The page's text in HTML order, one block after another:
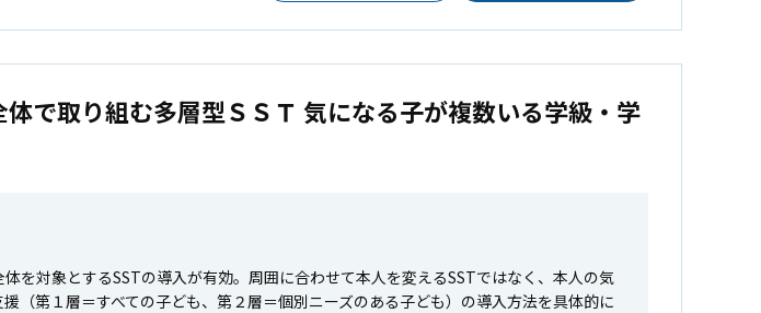
で取り組む多層型ＳＳＴ 気になる子が複数いる学級・学
を対象とするSSTの導入が有効。周囲に合わせて本人を変えるSSTではなく、本人の気
（第１層＝すべての子ども、第２層＝個別ニーズのある子ども）の導入方法を具体的に